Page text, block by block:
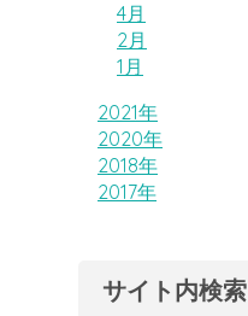
4月
2月
1月
2021年
2020年
2018年
2017年
サイト内検索